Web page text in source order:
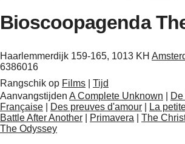
Bioscoopagenda
Haarlemmerdijk 159-165, 1013 KH
6386016
Rangschik op Films
Tijd
Aanvangstijden A Complete Unknown
Française
Des preuves d'amour La
Battle After Another
Primavera The
The Odyssey